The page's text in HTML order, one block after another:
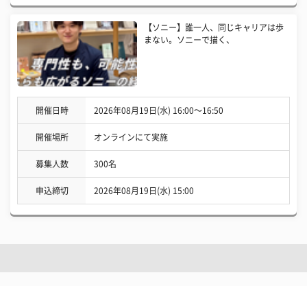
【ソニー】誰一人、同じキャリアは歩
まない。ソニーで描く、
開催日時 2026年08月19日(水) 16:00〜16:50
開催場所 オンラインにて実施
募集人数 300名
申込締切 2026年08月19日(水) 15:00